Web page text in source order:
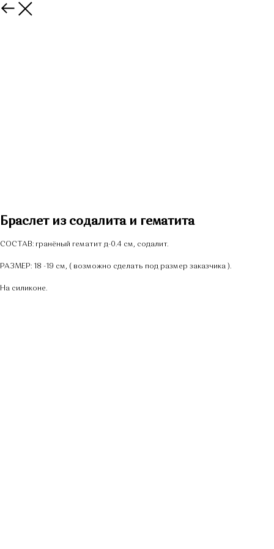
Браслет из содалита и гематита
СОСТАВ: гранёный гематит д-0.4 см, содалит.
РАЗМЕР: 18 -19 см, ( возможно сделать под размер заказчика ).
На силиконе.